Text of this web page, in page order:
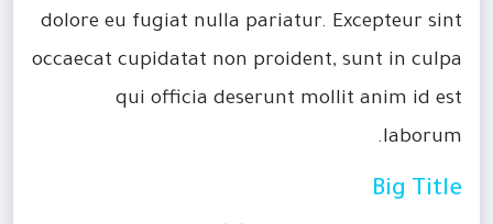
dolore eu fugiat nulla pariatur. Excepteur sint
occaecat cupidatat non proident, sunt in culpa
qui officia deserunt mollit anim id est
laborum.
Big Title